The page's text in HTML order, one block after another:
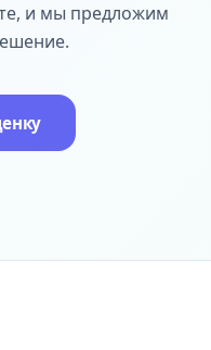
и мы предложим